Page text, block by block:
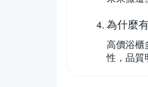
為什麼
高價浴櫃
性，品質